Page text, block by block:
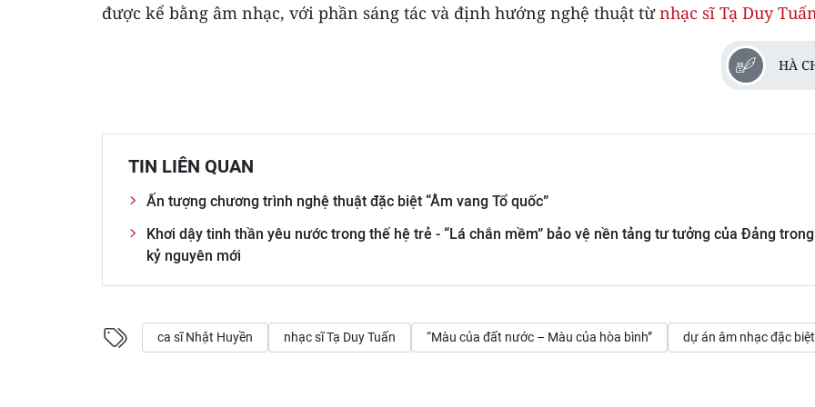
được kể bằng âm nhạc, với phần sáng tác và định hướng nghệ thuật từnhạc sĩ Tạ Duy
HÀ
TIN LIÊN QUAN
Ấn tượng chương trình nghệ thuật đặc biệt “Âm vang Tổ quốc”
Khơi dậy tinh thần yêu nước trong thế hệ trẻ - “Lá chắn mềm” bảo vệ nền tảng tư tưởng của Đảng trong
kỷ nguyên mới
ca sĩ Nhật Huyền nhạc sĩ Tạ Duy Tuấn “Màu của đất nước – Màu của hòa bình” dự án âm nhạc đặc biệt